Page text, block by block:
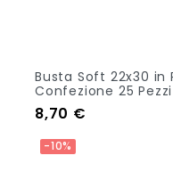
Busta Soft 22x30 in
Confezione 25 Pezzi
Prezzo
8,70 €
-10%